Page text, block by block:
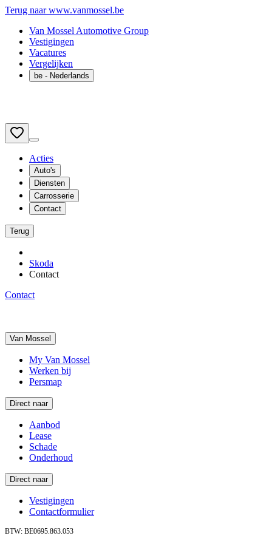
Terug naar www.vanmossel.be
Van Mossel Automotive Group
Vestigingen
Vacatures
Vergelijken
be - Nederlands
Acties
Auto's
Diensten
Carrosserie
Contact
Terug
Skoda
Contact
Contact
Van Mossel
My Van Mossel
Werken bij
Persmap
Direct naar
Aanbod
Lease
Schade
Onderhoud
Direct naar
Vestigingen
Contactformulier
BTW: BE0695.863.053